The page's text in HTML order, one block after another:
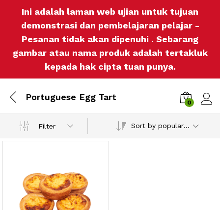
Ini adalah laman web ujian untuk tujuan
demonstrasi dan pembelajaran pelajar -
Pesanan tidak akan dipenuhi . Sebarang
gambar atau nama produk adalah tertakluk
kepada hak cipta tuan punya.
Portuguese Egg Tart
0
Filter Sort by popularity